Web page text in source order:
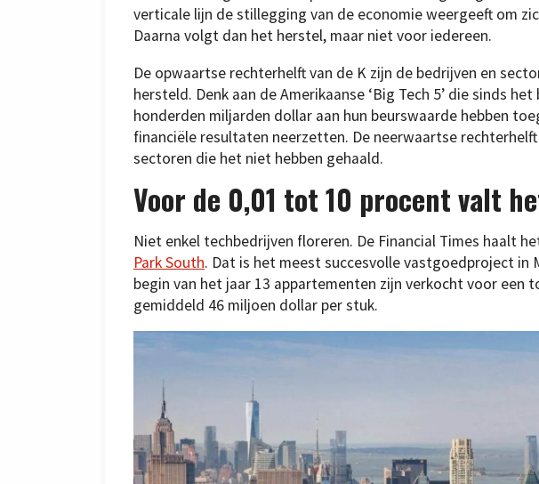
verticale lijn de stillegging van de economie weergeeft om
Daarna volgt dan het herstel, maar niet voor iedereen.
De opwaartse rechterhelft van de K zijn de bedrijven en
hersteld. Denk aan de Amerikaanse ‘Big Tech 5’ die sinds
honderden miljarden dollar aan hun beurswaarde hebben
financiële resultaten neerzetten. De neerwaartse
sectoren die het niet hebben gehaald.
Voor de 0,01 tot 10 procent valt
Niet enkel techbedrijven floreren. De Financial Times haalt
Park South. Dat is het meest succesvolle vastgoedproject
begin van het jaar 13 appartementen zijn verkocht voor een
gemiddeld 46 miljoen dollar per stuk.